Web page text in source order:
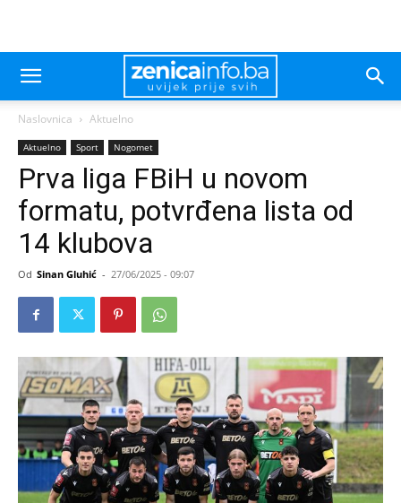
Naslovnica Aktuelno
Aktuelno Sport Nogomet
Prva liga FBiH u novom
formatu, potvrđena lista od
14 klubova
Od Sinan Gluhić - 27/06/2025 - 09:07